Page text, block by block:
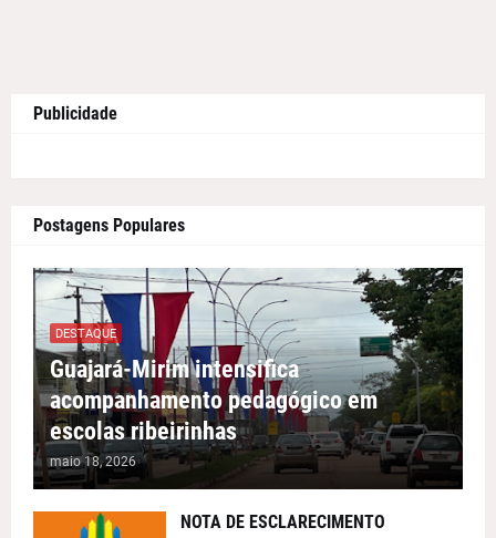
Publicidade
Postagens Populares
DESTAQUE
Guajará-Mirim intensifica
acompanhamento pedagógico em
escolas ribeirinhas
maio 18, 2026
NOTA DE ESCLARECIMENTO